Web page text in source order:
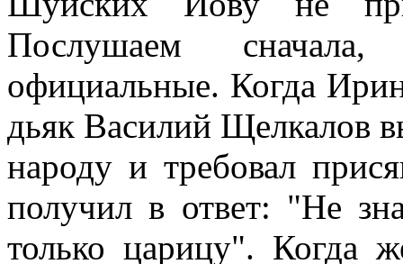
Послушаем
официальные. Когда
дьяк Василий Щелкалов
народу и требовал
получил в ответ: "Не
только царицу". Когда